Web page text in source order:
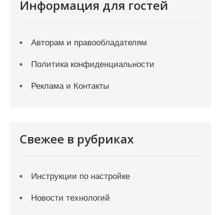
Информация для гостей
Авторам и правообладателям
Политика конфиденциальности
Реклама и Контакты
Свежее в рубриках
Инструкции по настройке
Новости технологий